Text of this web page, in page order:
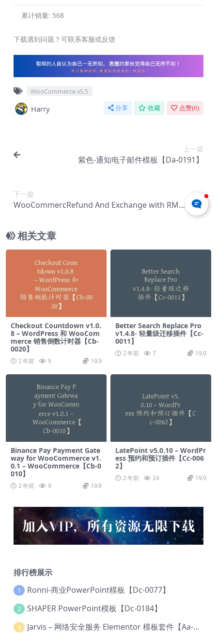
累计销量: 568
下载遇到问题？可联系客服或反馈
WooCommerce v5.5
Harry 分享 收藏 点赞(0)
上一篇
紫色-通知电子邮件模板【Da-0191】
下一篇
WooCommercRefund And Exchange with RMA
相关文章
Checkout Countdown v1.0.
8 – WordPress 和 WooCom
merce 销售倒数计时器【Cb-
0020】
2 年前 9 19.9
Better Search Replace Pro
v1.4.8- 轻量级迁移插件【Cc-
0011】
2 年前 7 19.9
Binance Pay Payment Gate
way for WooCommerce v1.
0.1 – WooCommerce【Cb-0
010】
2 年前 9 19.9
LatePoint v5.0.10 – WordPr
ess 预约和预订插件【Cc-006
2】
2 年前 24 19.9
排行榜展示
1 Ronni-商业PowerPoint模板【Dc-0077】
2 SHAPER PowerPoint模板【Dc-0184】
3 Jarvis – 网络安全服务 Elementor 模板套件【Aa-0035】